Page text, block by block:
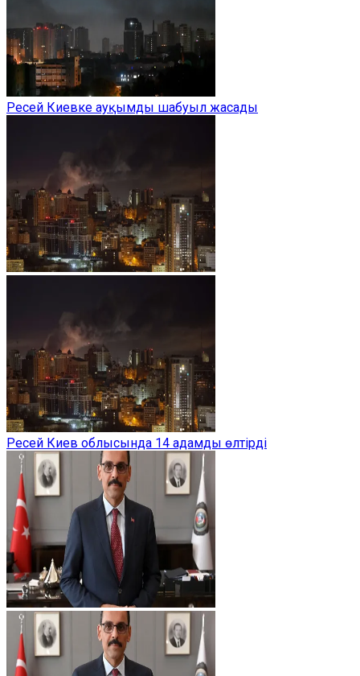
Ресей Киевке ауқымды шабуыл жасады
Ресей Киев облысында 14 адамды өлтірді